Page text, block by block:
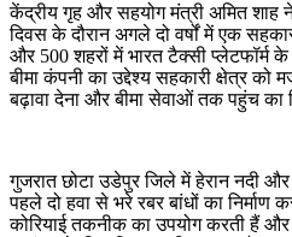
केंद्रीय गृह और सहयोग मंत्री अमित शाह
दिवस के दौरान अगले दो वर्षों में एक
और 500 शहरों में भारत टैक्सी प्लेटफॉर्म के
बीमा कंपनी का उद्देश्य सहकारी क्षेत्र को
बढ़ावा देना और बीमा सेवाओं तक पहुंच का
गुजरात छोटा उडेपुर जिले में हेरान नदी
पहले दो हवा से भरे रबर बांधों का निर्माण
कोरियाई तकनीक का उपयोग करती हैं